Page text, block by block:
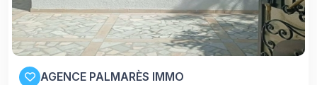
AGENCE PALMARÈS IMMO